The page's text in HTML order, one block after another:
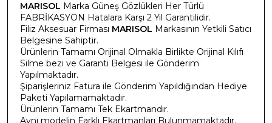
MARISOL Marka Güneş Gözlükleri Her Türlü
FABRİKASYON Hatalara Karşı 2 Yıl Garantilidir.
Filiz Aksesuar Firması MARISOL Markasının Yetkili Satıcı
Belgesine Sahiptir.
Ürünlerin Tamamı Orijinal Olmakla Birlikte Orijinal Kılıfı
Silme bezi ve Garanti Belgesi ile Gönderim
Yapılmaktadır.
Şiparişleriniz Fatura ile Gönderim Yapıldığından Hediye
Paketi Yapılamamaktadır.
Ürünlerin Tamamı Tek Ekartmandır.
Aynı modelin Farklı Ekartmanları Bulunmamaktadır.